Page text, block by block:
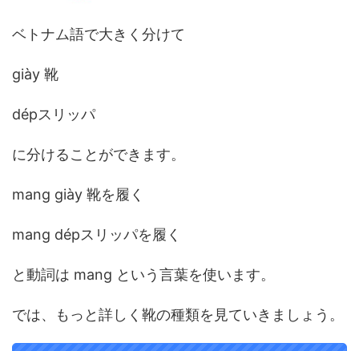
ベトナム語で大きく分けて
giày 靴
dépスリッパ
に分けることができます。
mang giày 靴を履く
mang dépスリッパを履く
と動詞は mang という言葉を使います。
では、もっと詳しく靴の種類を見ていきましょう。